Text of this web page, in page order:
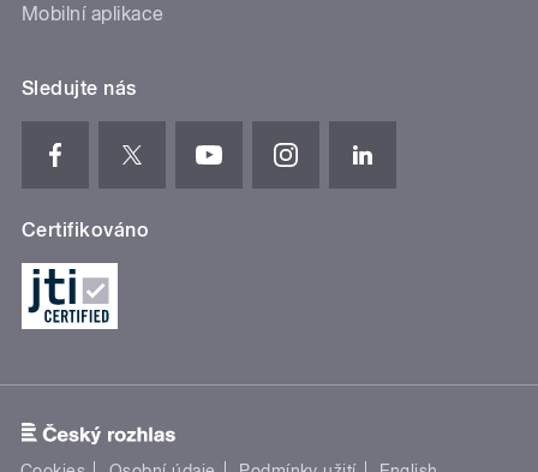
Mobilní aplikace
Sledujte nás
Certifikováno